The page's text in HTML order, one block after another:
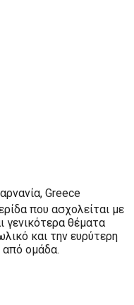
Greece
που ασχολείται με
γενικότερα θέματα
και την ευρύτερη
από ομάδα.